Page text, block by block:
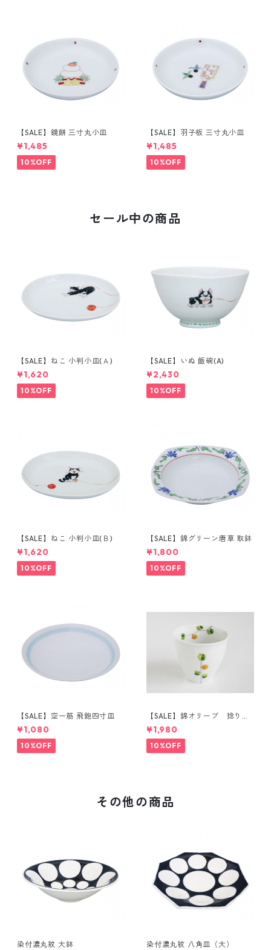
【SALE】鏡餅 三寸丸小皿
¥1,485
10%OFF
【SALE】羽子板 三寸丸小皿
¥1,485
10%OFF
セール中の商品
【SALE】ねこ 小判小皿(Ａ)
¥1,620
10%OFF
【SALE】いぬ 飯碗(A)
¥2,430
10%OFF
【SALE】ねこ 小判小皿(Ｂ)
¥1,620
10%OFF
【SALE】錦グリーン唐草 取鉢
¥1,800
10%OFF
【SALE】空一筋 飛鉋四寸皿
¥1,080
10%OFF
【SALE】錦オリーブ 捻り湯
呑（橙）
¥1,980
10%OFF
その他の商品
染付濃丸紋 大鉢 染付濃丸紋 八角皿（大）